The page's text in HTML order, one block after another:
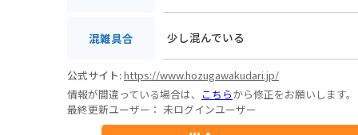
混雑具合 少し混んでいる
公式サイト:https://www.hozugawakudari.jp/
情報が間違っている場合は、 こちらから修正をお願いします。
最終更新ユーザー： 未ログインユーザー